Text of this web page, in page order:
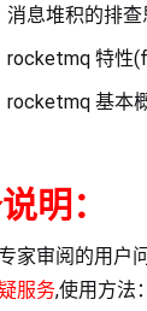
消息堆积的排查
rocketmq 特性
rocketmq 基本
明：
家审阅的用户
服务,使用方法